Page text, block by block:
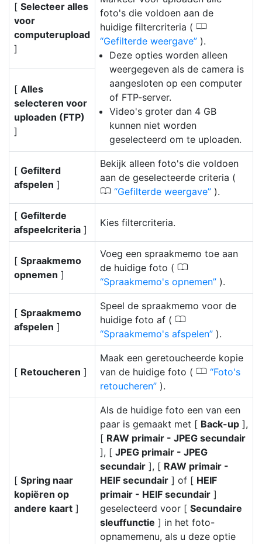
[ Selecteer alles
voor
computerupload
]
foto's die voldoen aan de
huidige filtercriteria ( 0
Gefilterde weergave ).
Deze opties worden alleen
weergegeven als de camera is
aangesloten op een computer
of FTP-server.
Video's groter dan 4 GB
kunnen niet worden
geselecteerd om te uploaden.
[ Alles
selecteren voor
uploaden (FTP)
]
[ Gefilterd
afspelen ]
Bekijk alleen foto's die voldoen
aan de geselecteerde criteria (
0 Gefilterde weergave ).
[ Gefilterde
afspeelcriteria ]
Kies filtercriteria.
[ Spraakmemo
opnemen ]
Voeg een spraakmemo toe aan
de huidige foto ( 0
Spraakmemo's opnemen ).
[ Spraakmemo
afspelen ]
Speel de spraakmemo voor de
huidige foto af ( 0
Spraakmemo's afspelen ).
[ Retoucheren ]
Maak een geretoucheerde kopie
van de huidige foto ( 0 Foto's
retoucheren ).
[ Spring naar
kopiëren op
andere kaart ]
Als de huidige foto een van een
paar is gemaakt met [ Back-up ],
[ RAW primair - JPEG secundair
], [ JPEG primair - JPEG
secundair ], [ RAW primair -
HEIF secundair ] of [ HEIF
primair - HEIF secundair ]
geselecteerd voor [ Secundaire
sleuffunctie ] in het foto-
opnamemenu, als u deze optie